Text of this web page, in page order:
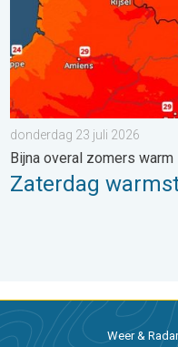
donderdag 23 juli 2026
Bijna overal zomers warm
Zaterdag
Weer &